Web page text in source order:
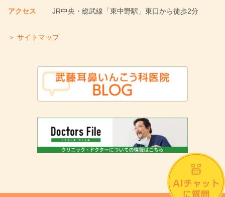
アクセス JR中央・総武線「東中野駅」東口から徒歩2分
＞ サイトマップ